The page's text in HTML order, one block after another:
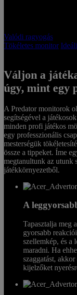
Valódi ragyogás
Tökéletes monitor
Váljon a
úgy, mint egy
A Predator monitorok
segítségével a
minden profi játékos
egy professzionális
mesterségük
össze a tippeket. Íme
megtanultunk az utunk
játékkörnyezetből.
A
Tapasztalja meg
gyorsabb
szellemkép, és a
maradni. Ha
szaggatást,
kijelzőket